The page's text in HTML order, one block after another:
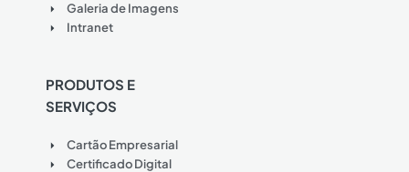
Galeria de Imagens
Intranet
PRODUTOS E
SERVIÇOS
Cartão Empresarial
Certificado Digital